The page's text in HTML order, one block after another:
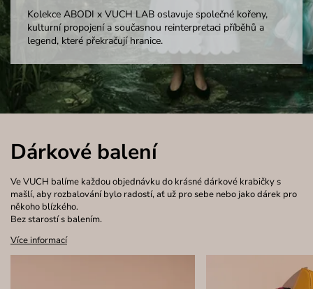
Kolekce ABODI x VUCH LAB oslavuje společné kořeny,
kulturní propojení a současnou reinterpretaci příběhů a
legend, které překračují hranice.
Dárkové balení
Ve VUCH balíme každou objednávku do krásné dárkové krabičky s
mašlí, aby rozbalování bylo radostí, ať už pro sebe nebo jako dárek pro
někoho blízkého.
Bez starostí s balením.
Více informací